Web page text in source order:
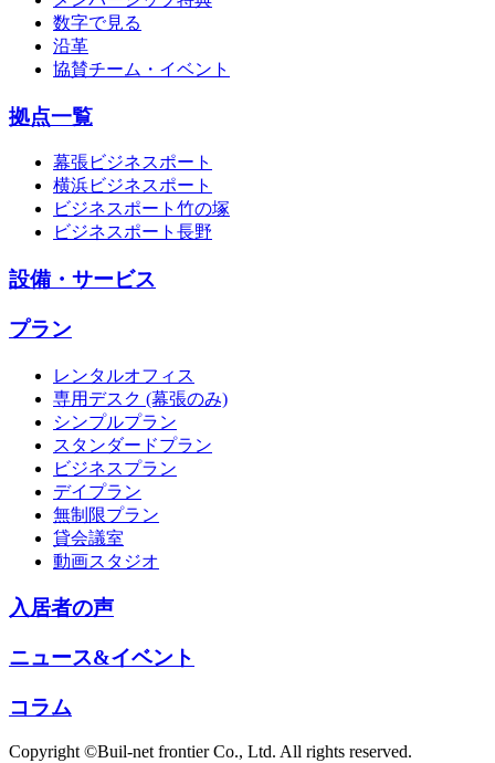
数字で見る
沿革
協賛チーム・イベント
拠点一覧
幕張ビジネスポート
横浜ビジネスポート
ビジネスポート竹の塚
ビジネスポート長野
設備・サービス
プラン
レンタルオフィス
専用デスク (幕張のみ)
シンプルプラン
スタンダードプラン
ビジネスプラン
デイプラン
無制限プラン
貸会議室
動画スタジオ
入居者の声
ニュース&イベント
コラム
Copyright ©Buil-net frontier Co., Ltd. All rights reserved.